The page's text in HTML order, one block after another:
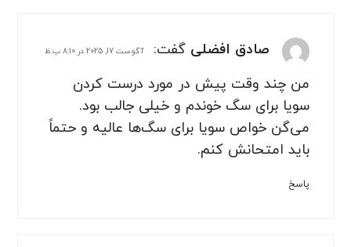
صادق افضلی گفت: آگوست 17, 2025 در 8:10 ب.ظ
من چند وقت پیش در مورد درست کردن
سویا برای سگ خوندم و خیلی جالب بود.
می‌گن خواص سویا برای سگ‌ها عالیه و حتماً
باید امتحانش کنم.
پاسخ